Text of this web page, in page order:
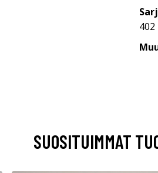
402
SUOSITUIMMAT